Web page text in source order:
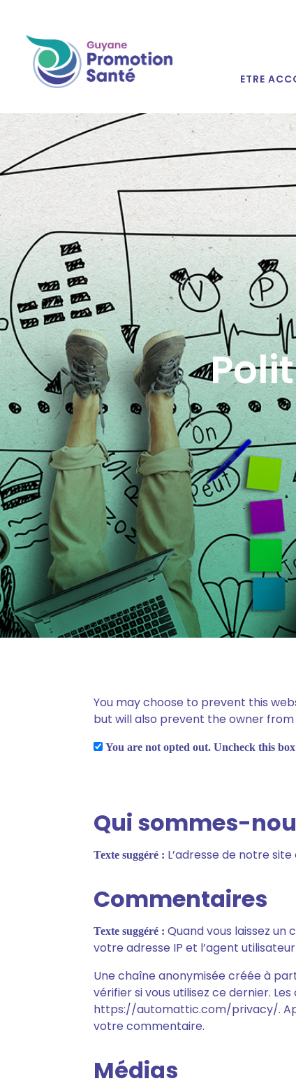
ETRE
You may choose to prevent this
but will also prevent the owner
You are not opted out. Uncheck this
Qui sommes-
Texte suggéré : L’adresse de notre
Commentaires
Texte suggéré :Quand vous laissez
votre adresse IP et l’agent
Une chaîne anonymisée créée à
vérifier si vous utilisez ce dernier.
https://automattic.com/privacy/.
votre commentaire.
Médias